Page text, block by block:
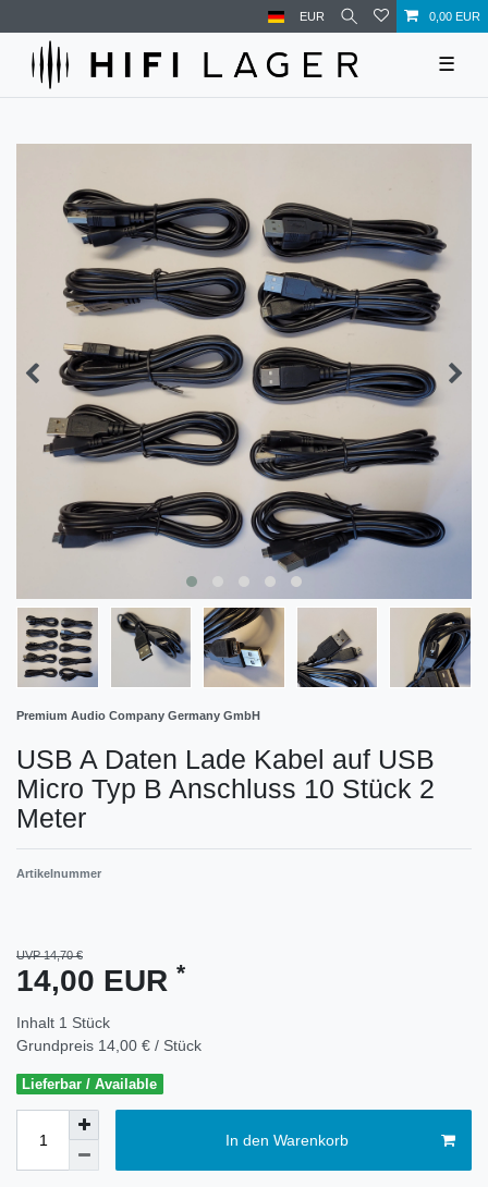
EUR 0,00 EUR
☰
Premium Audio Company Germany GmbH
USB A Daten Lade Kabel auf USB
Micro Typ B Anschluss 10 Stück 2
Meter
Artikelnummer
UVP 14,70 €
14,00 EUR *
Inhalt 1 Stück
Grundpreis 14,00 € / Stück
Lieferbar / Available
In den Warenkorb